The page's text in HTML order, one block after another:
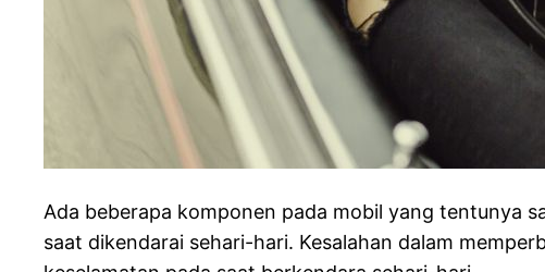
Ada beberapa komponen pada mobil yang tentunya
saat dikendarai sehari-hari. Kesalahan dalam